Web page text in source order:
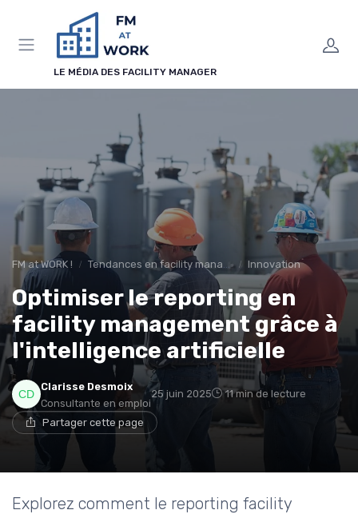
LE MÉDIA DES FACILITY MANAGER
FM at WORK ! Tendances en facility management Innovation
Optimiser le reporting en
facility management grâce à
l'intelligence artificielle
Clarisse Desmoix
Consultante en emploi
25 juin 2025 11 min de lecture
Partager cette page
Explorez comment le reporting facility
Panneau de gestion des cookies